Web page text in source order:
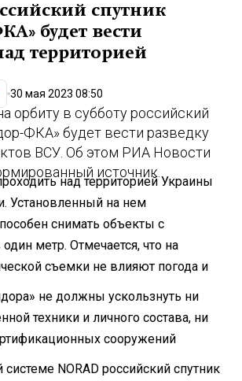
спутник
будет вести
территорией
30 мая 2023 08:50
орбиту в субботу российский
ФКА» будет вести разведку
ВСУ. Об этом РИА Новости
источник.
над территорией Украины
Установленный на нем
снимать объекты с
метр. Отмечается, что на
съемки не влияют погода и
не должны ускользнуть ни
техники и личного состава, ни
сооружений
NORAD российский спутник